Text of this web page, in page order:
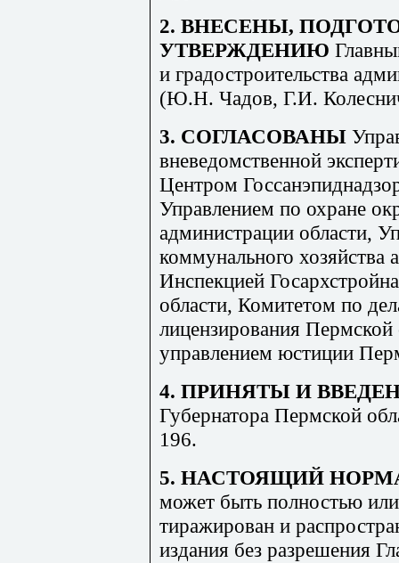
2. ВНЕСЕНЫ,
УТВЕРЖДЕНИЮ
и градостроительства
(Ю.Н. Чадов, Г.И.
3. СОГЛАСОВАНЫ
вневедомственной
Центром
Управлением по охране
администрации области,
коммунального хозяйства
Инспекцией
области, Комитетом по
лицензирования
управлением юстиции
4. ПРИНЯТЫ И
Губернатора Пермской
196.
5. НАСТОЯЩИЙ
может быть полностью
тиражирован и
издания без разрешения